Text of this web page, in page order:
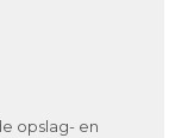
opslag- en